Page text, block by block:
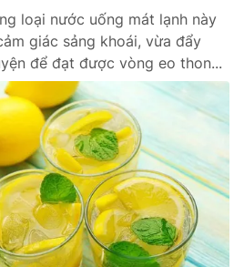
loại nước uống mát lạnh này
giác sảng khoái, vừa đẩy
để đạt được vòng eo thon...